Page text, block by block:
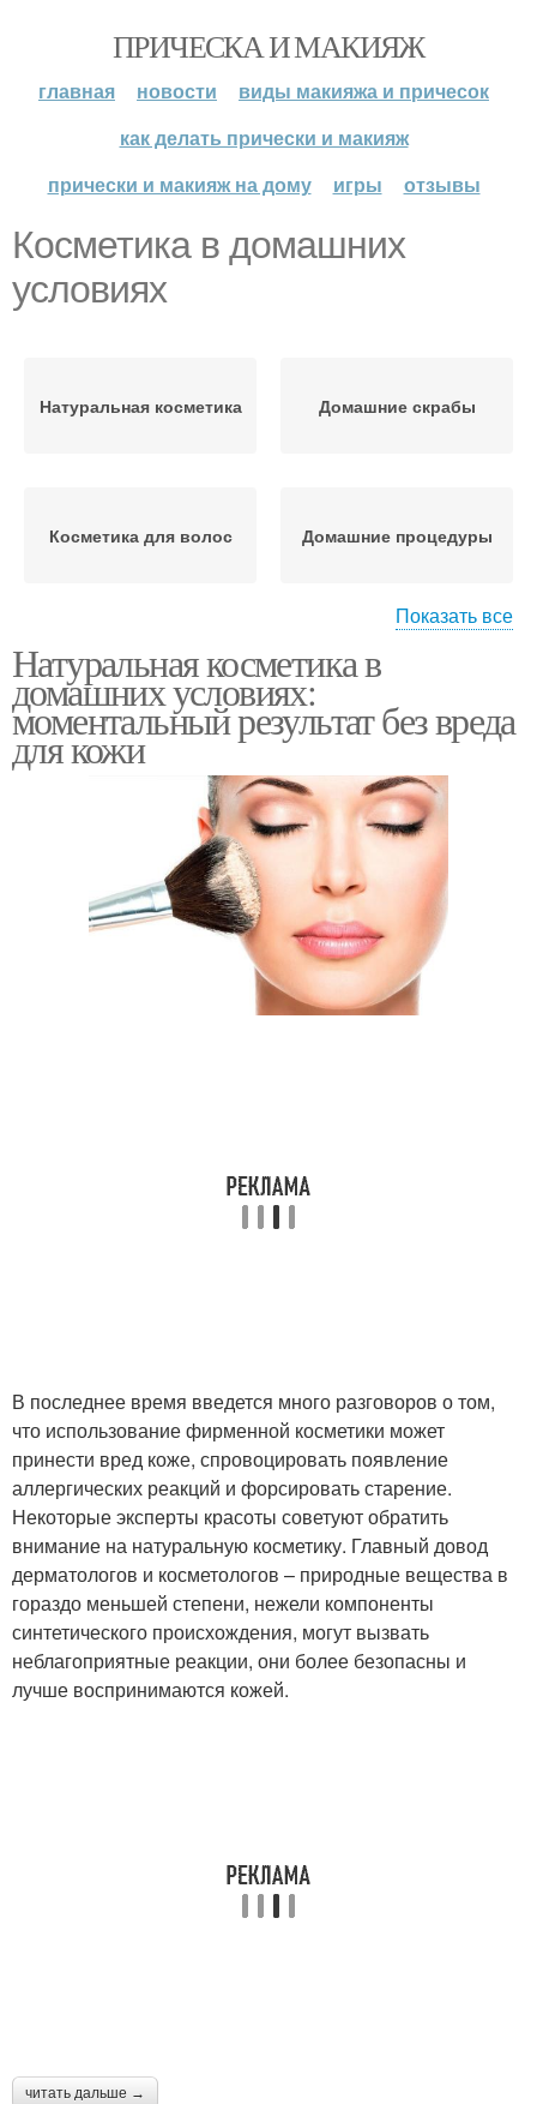
ПРИЧЕСКА И МАКИЯЖ
главная новости
виды макияжа и причесок
как делать прически и макияж
прически и макияж на дому
игры отзывы
Косметика в домашних
условиях
Натуральная косметика Домашние скрабы
Косметика для волос Домашние процедуры
Домашний косметика
Косметики для
моментального
Домашние средства
Декоративная
косметика
Домашняя косметика Косметика из цветов
Косметика для ухода
Показать все
Натуральная косметика в
домашних условиях:
моментальный результат без вреда
для кожи
В последнее время введется много разговоров о том,
что использование фирменной косметики может
принести вред коже, спровоцировать появление
аллергических реакций и форсировать старение.
Некоторые эксперты красоты советуют обратить
внимание на натуральную косметику. Главный довод
дерматологов и косметологов – природные вещества в
гораздо меньшей степени, нежели компоненты
синтетического происхождения, могут вызвать
неблагоприятные реакции, они более безопасны и
лучше воспринимаются кожей.
читать дальше →